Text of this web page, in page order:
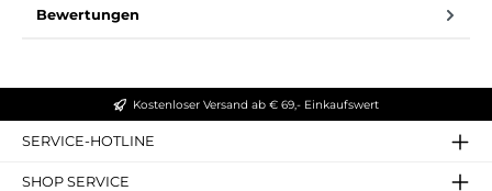
Bewertungen
Kostenloser Versand ab € 69,- Einkaufswert
SERVICE-HOTLINE
SHOP SERVICE